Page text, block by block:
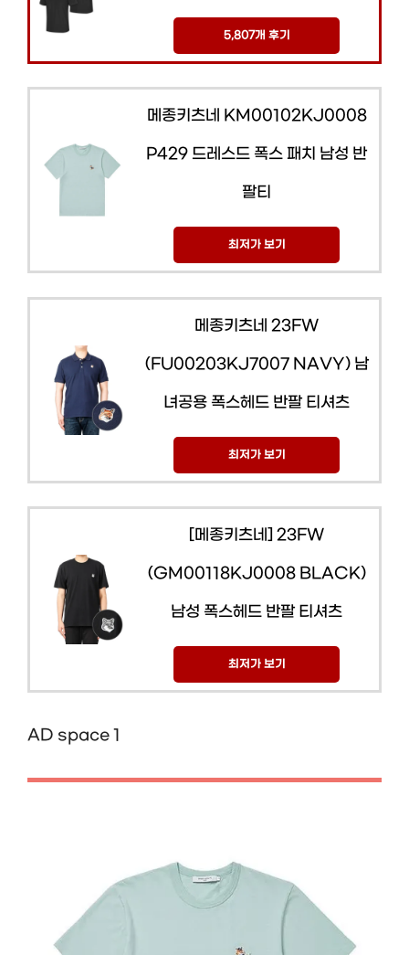
5,807개 후기
메종키츠네 KM00102KJ0008
P429 드레스드 폭스 패치 남성 반
팔티
최저가 보기
메종키츠네 23FW
(FU00203KJ7007 NAVY) 남
녀공용 폭스헤드 반팔 티셔츠
최저가 보기
[메종키츠네] 23FW
(GM00118KJ0008 BLACK)
남성 폭스헤드 반팔 티셔츠
최저가 보기
AD space 1